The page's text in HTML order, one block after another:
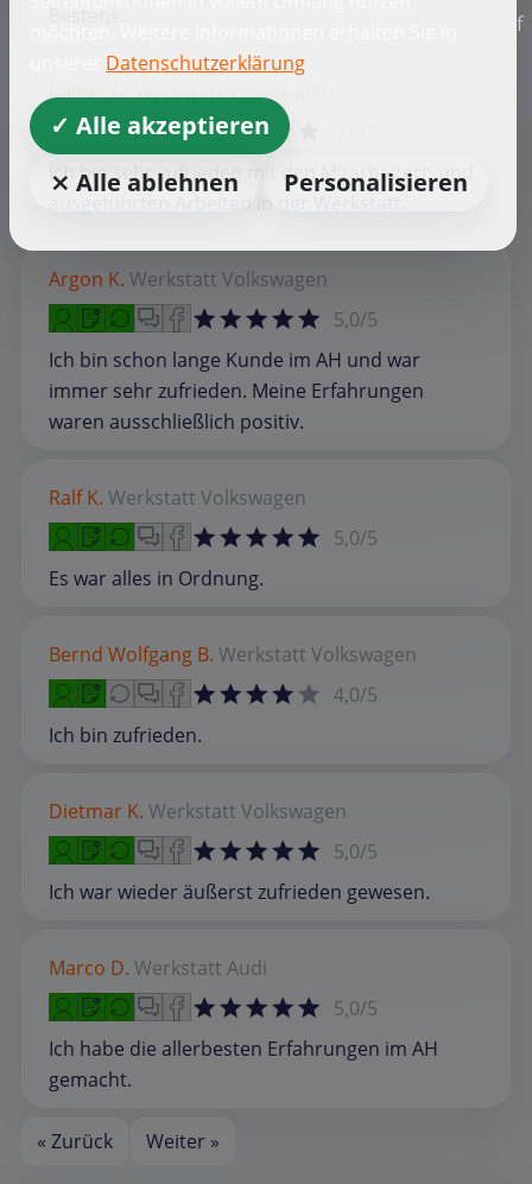
Bestens.
Rainer G.WerkstattVolkswagen
Ich bin sehr zufrieden mit den Mitarbeitern und
Argon K. Werkstatt Volkswagen
5,0/5
Ich bin schon lange Kunde im AH und war
immer sehr zufrieden. Meine Erfahrungen
waren ausschließlich positiv.
Ralf K. Werkstatt Volkswagen
5,0/5
Es war alles in Ordnung.
Bernd Wolfgang B. Werkstatt Volkswagen
4,0/5
Ich bin zufrieden.
Dietmar K. Werkstatt Volkswagen
5,0/5
Ich war wieder äußerst zufrieden gewesen.
Marco D. Werkstatt Audi
5,0/5
Ich habe die allerbesten Erfahrungen im AH
gemacht.
« Zurück Weiter »
möchten. Weitere Informationen erhalten Sie in
Datenschutzerklärung
✓ Alle akzeptieren
⨯ Alle ablehnen
Personalisieren
f